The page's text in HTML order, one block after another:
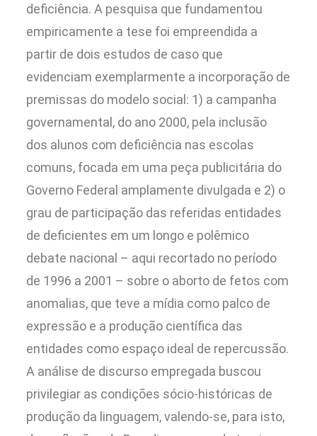
deficiência. A pesquisa que fundamentou
empiricamente a tese foi empreendida a
partir de dois estudos de caso que
evidenciam exemplarmente a incorporação de
premissas do modelo social: 1) a campanha
governamental, do ano 2000, pela inclusão
dos alunos com deficiência nas escolas
comuns, focada em uma peça publicitária do
Governo Federal amplamente divulgada e 2) o
grau de participação das referidas entidades
de deficientes em um longo e polêmico
debate nacional – aqui recortado no período
de 1996 a 2001 – sobre o aborto de fetos com
anomalias, que teve a mídia como palco de
expressão e a produção científica das
entidades como espaço ideal de repercussão.
A análise de discurso empregada buscou
privilegiar as condições sócio-históricas de
produção da linguagem, valendo-se, para isto,